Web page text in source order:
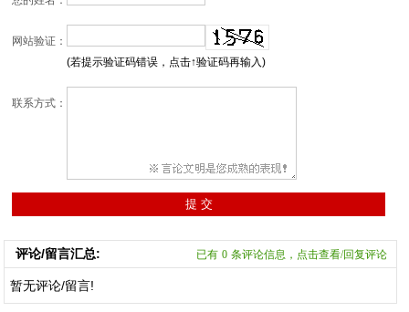
网站验证：
(若提示验证码错误，点击↑验证码再输入)
联系方式：
评论/留言汇总: 已有 0 条评论信息，点击查看/回复评论
暂无评论/留言!